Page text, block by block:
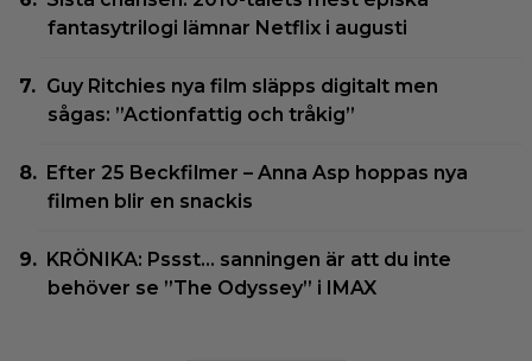
fantasytrilogi lämnar Netflix i augusti
Guy Ritchies nya film släpps digitalt men
sågas: ”Actionfattig och tråkig”
Efter 25 Beckfilmer – Anna Asp hoppas nya
filmen blir en snackis
KRÖNIKA: Pssst… sanningen är att du inte
behöver se ”The Odyssey” i IMAX